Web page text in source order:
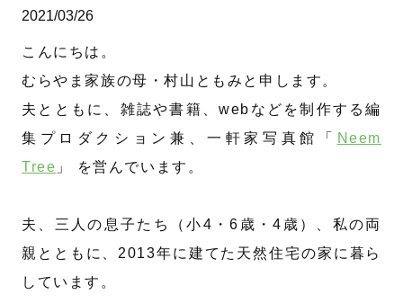
2021/03/26
こんにちは。
むらやま家族の母・村山ともみと申します。
夫とともに、雑誌や書籍、webなどを制作する編
集プロダクション兼、一軒家写真館「
Neem
Tree 」 を営んでいます。
夫、三人の息子たち（小4・6歳・4歳）、私の両
親とともに、2013年に建てた天然住宅の家に暮ら
しています。